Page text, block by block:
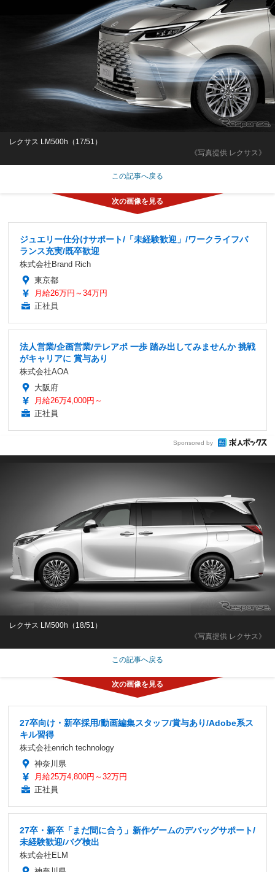
《写真提供 レクサス》
レクサス LM500h（17/51）
この記事へ戻る
ジュエリー仕分けサポート/「未経験歓迎」/ワークライフバ
ランス充実/既卒歓迎
株式会社Brand Rich
東京都
月給26万円～34万円
正社員
法人営業/企画営業/テレアポ 一歩 踏み出してみませんか 挑戦
がキャリアに 賞与あり
株式会社AOA
大阪府
月給26万4,000円～
正社員
Sponsored by
《写真提供 レクサス》
レクサス LM500h（18/51）
この記事へ戻る
27卒向け・新卒採用/動画編集スタッフ/賞与あり/Adobe系ス
キル習得
株式会社enrich technology
神奈川県
月給25万4,800円～32万円
正社員
27卒・新卒「まだ間に合う」新作ゲームのデバッグサポート/
未経験歓迎/バグ検出
株式会社ELM